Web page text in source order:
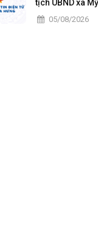
tịch UBND xã
năm 2026
05/08/2026